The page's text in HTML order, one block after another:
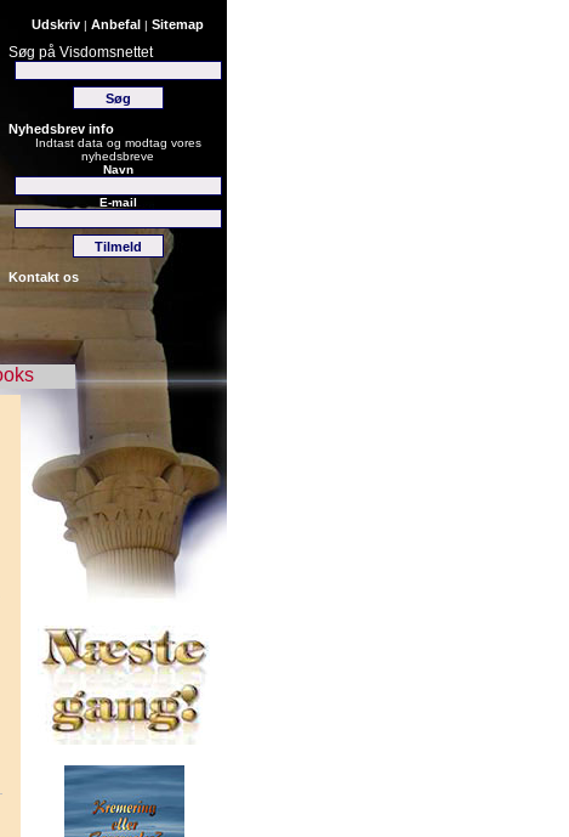
Udskriv | Anbefal | Sitemap
Søg på Visdomsnettet
Nyhedsbrev info
Indtast data og modtag vores
nyhedsbreve
Navn
E-mail
Kontakt os